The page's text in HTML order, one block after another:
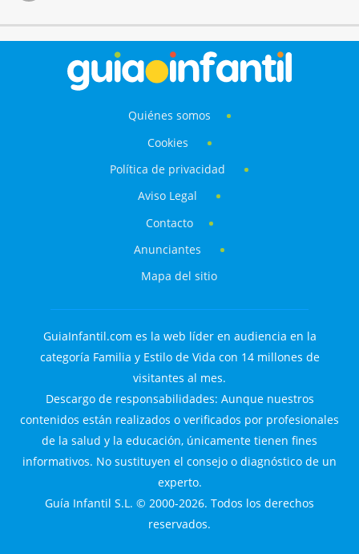
Quiénes somos
Cookies
Política de privacidad
Aviso Legal
Contacto
Anunciantes
Mapa del sitio
GuiaInfantil.com es la web líder en audiencia en la
categoría Familia y Estilo de Vida con 14 millones de
visitantes al mes.
Descargo de responsabilidades: Aunque nuestros
contenidos están realizados o verificados por profesionales
de la salud y la educación, únicamente tienen fines
informativos. No sustituyen el consejo o diagnóstico de un
experto.
Guía Infantil S.L. © 2000-2026. Todos los derechos
reservados.